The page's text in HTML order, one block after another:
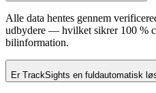
Alle data hentes gennem
udbydere — hvilket sikrer 100 %
bilinformation.
Er TrackSights en fuldautomatisk